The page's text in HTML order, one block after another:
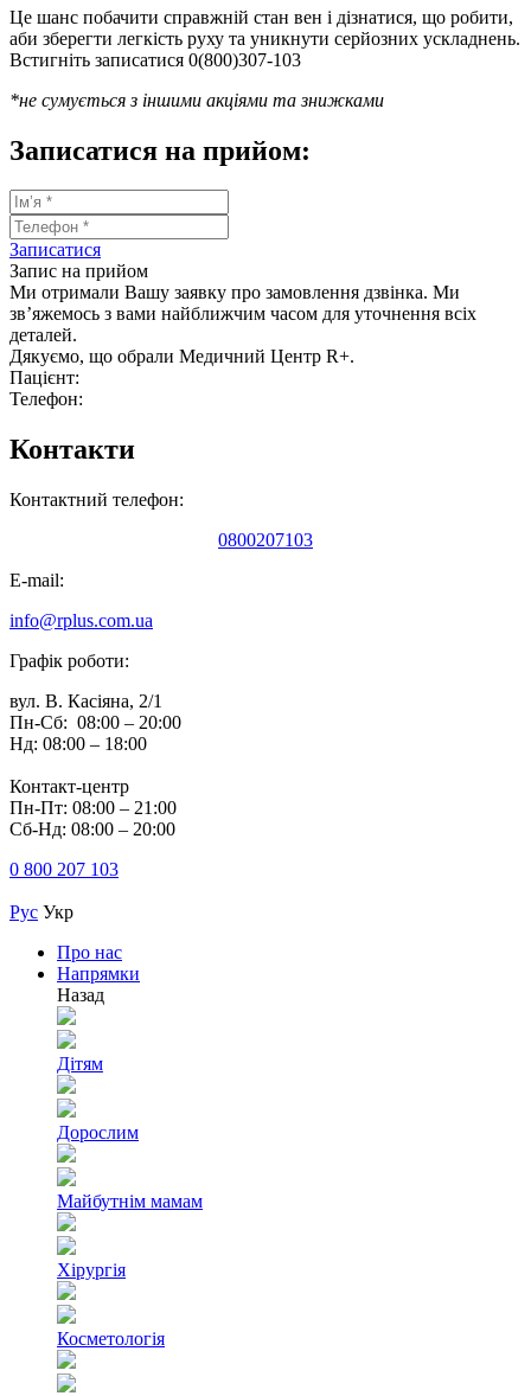
Це шанс побачити справжній стан вен і дізнатися, що робити,
аби зберегти легкість руху та уникнути серйозних ускладнень.
Встигніть записатися 0(800)307-103
*не сумується з іншими акціями та знижками
Записатися на прийом:
Записатися
Запис на прийом
Ми отримали Вашу заявку про замовлення дзвінка. Ми
зв’яжемось з вами найближчим часом для уточнення всіх
деталей.
Дякуємо, що обрали Медичний Центр R+.
Пацієнт:
Телефон:
Контакти
Контактний телефон:
0800207103
E-mail:
info@rplus.com.ua
Графік роботи:
вул. В. Касіяна, 2/1
Пн-Сб: 08:00 – 20:00
Нд: 08:00 – 18:00
Контакт-центр
Пн-Пт: 08:00 – 21:00
Сб-Нд: 08:00 – 20:00
0 800 207 103
Рус Укр
Про нас
Напрямки
Назад
Дітям
Дорослим
Майбутнім мамам
Хірургія
Косметологія